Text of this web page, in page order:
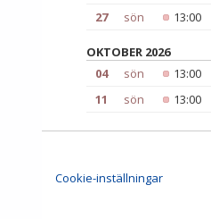
27
sön 13:00
OKTOBER 2026
04
sön 13:00
11
sön 13:00
Cookie-inställningar